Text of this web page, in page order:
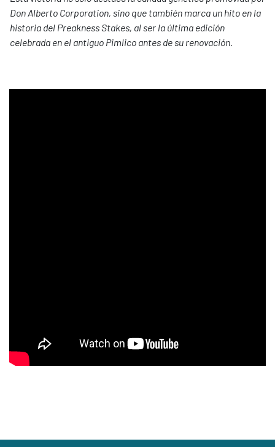
Don Alberto Corporation, sino que también marca un hito en la
historia del Preakness Stakes, al ser la última edición
celebrada en el antiguo Pimlico antes de su renovación.